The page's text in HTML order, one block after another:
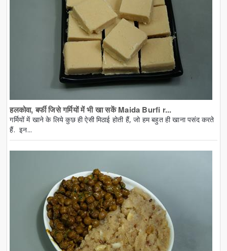
हलकोवा, बर्फी जिसे गर्मियों में भी खा सकें Maida Burfi r...
गर्मियों में खाने के लिये कुछ ही ऐसी मिठाई होती हैं, जो हम बहुत ही खाना पसंद करते
हैं. इन...